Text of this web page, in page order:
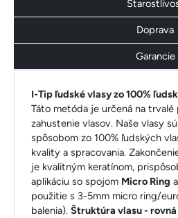
Doprava
Garancie
I-Tip ľudské vlasy zo 100%
Táto metóda je určená na trvalé
zahustenie vlasov. Naše vlasy
spôsobom zo 100% ľudských
kvality a spracovania.
je kvalitným keratínom,
aplikáciu so spojom Micro Ring
použitie s 3-5mm micro ring/
balenia). Štruktúra vlasu - rovná